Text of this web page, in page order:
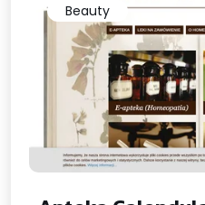
Beauty